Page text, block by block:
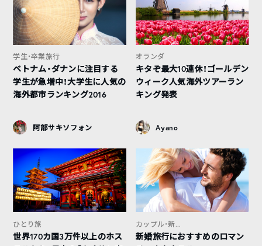
学生・卒業旅行
ベトナム・ダナンに注目する
学生が急増中！大学生に人気の
海外都市ランキング2016
阿部サキソフォン
オランダ
キタぞ最大10連休！ゴールデン
ウィーク人気海外ツアーラン
キング発表
Ayano
ひとり旅
世界170カ国3万件以上のホス
カップル・新...
新婚旅行におすすめのロマン